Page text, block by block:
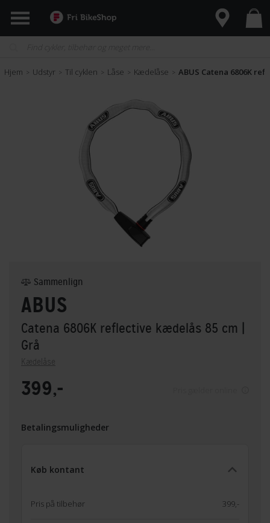
Hjem > Udstyr > Til cyklen > Låse > Kædelåse > ABUS Catena 6806K
ABUS
Catena 6806K reflective kædelås 85 cm
Grå
Kædelåse
Sammenlign
399,-
Betalingsmuligheder
Køb kontant
Pris på tilbehør 399,-